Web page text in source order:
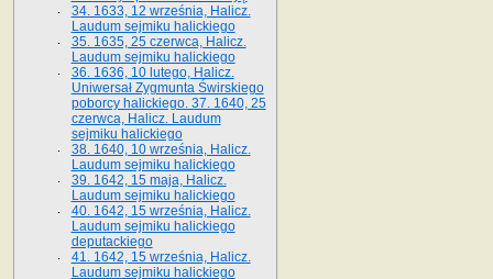
34. 1633, 12 września, Halicz.
Laudum sejmiku halickiego
35. 1635, 25 czerwca, Halicz.
Laudum sejmiku halickiego
36. 1636, 10 lutego, Halicz.
Uniwersał Zygmunta Świrskiego
poborcy halickiego. 37. 1640, 25
czerwca, Halicz. Laudum
sejmiku halickiego
38. 1640, 10 września, Halicz.
Laudum sejmiku halickiego
39. 1642, 15 maja, Halicz.
Laudum sejmiku halickiego
40. 1642, 15 września, Halicz.
Laudum sejmiku halickiego
deputackiego
41. 1642, 15 września, Halicz.
Laudum sejmiku halickiego